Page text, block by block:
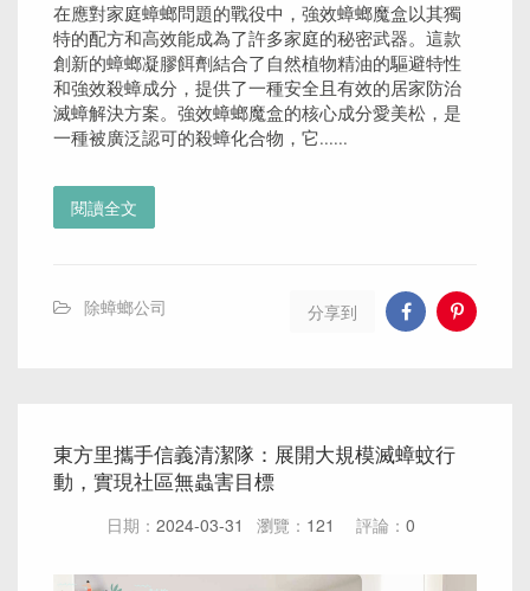
在應對家庭蟑螂問題的戰役中，強效蟑螂魔盒以其獨
特的配方和高效能成為了許多家庭的秘密武器。這款
創新的蟑螂凝膠餌劑結合了自然植物精油的驅避特性
和強效殺蟑成分，提供了一種安全且有效的居家防治
滅蟑解決方案。強效蟑螂魔盒的核心成分愛美松，是
一種被廣泛認可的殺蟑化合物，它......
閱讀全文
除蟑螂公司 分享到
東方里攜手信義清潔隊：展開大規模滅蟑蚊行
動，實現社區無蟲害目標
日期： 2024-03-31 瀏覽： 121 評論： 0